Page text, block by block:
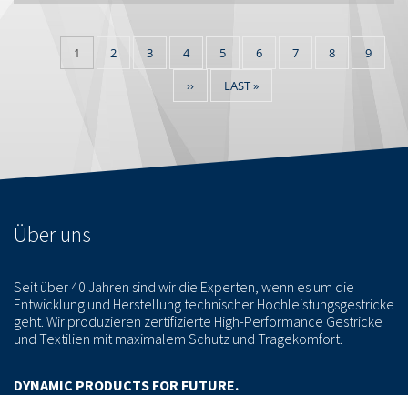
PaginationCURRENT
PAGE
1 SEITE
2 SEITE
3 SEITE
4 SEITE
5 SEITE
6 SEITE
7 SEITE
8 SEITE
9
NEXT
PAGE
››
LAST
PAGE
LAST »
Über uns
Seit über 40 Jahren sind wir die Experten, wenn es um die
Entwicklung und Herstellung technischer Hochleistungsgestricke
geht. Wir produzieren zertifizierte High-Performance Gestricke
und Textilien mit maximalem Schutz und Tragekomfort.
DYNAMIC PRODUCTS FOR FUTURE.